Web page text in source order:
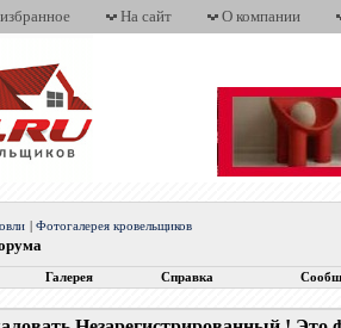
На сайт О компании
Фотогалерея кровельщиков
Галерея Справка